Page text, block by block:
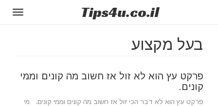
Tips4u.co.il
בעל מקצוע
פרקט עץ הוא לא זול אז חשוב מה קונים וממי
קונים.
פרקט עץ הוא לא דבר הכי זול אז חשוב מה קונים וממי קונים. מי